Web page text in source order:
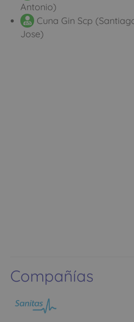
Antonio)
Cuna Gin Scp
Jose)
Compañías